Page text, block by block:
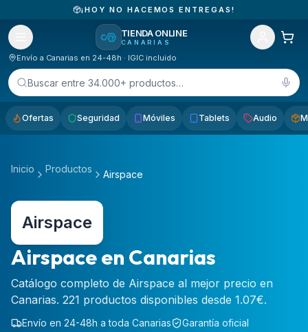
¡HOY NO HACEMOS ENTREGAS!
TIENDA ONLINE
CANARIAS
Envío a Canarias en 24-48h · IGIC incluido
Buscar entre 34.000+ productos…
Ofertas Seguridad Móviles Tablets Audio
Inicio Productos Airspace
Airspace
Airspace en Canarias
Catálogo completo de Airspace al mejor precio en
Canarias. 221 productos disponibles desde 1.07€.
Envío en 24-48h a toda Canarias Garantía oficial